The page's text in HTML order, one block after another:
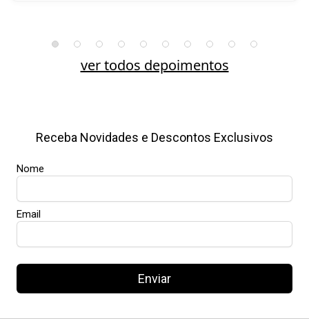
ver todos depoimentos
Receba Novidades e Descontos Exclusivos
Nome
Email
Enviar